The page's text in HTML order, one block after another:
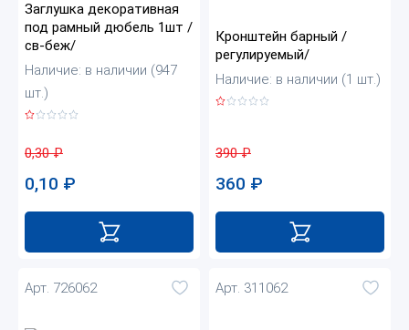
Заглушка декоративная
под рамный дюбель 1шт /
св-беж/
Наличие: в наличии (947
шт.)
0,30₽
0,10 ₽
Кронштейн барный /
регулируемый/
Наличие: в наличии (1 шт.)
390₽
360 ₽
Арт. 726062 Арт. 311062